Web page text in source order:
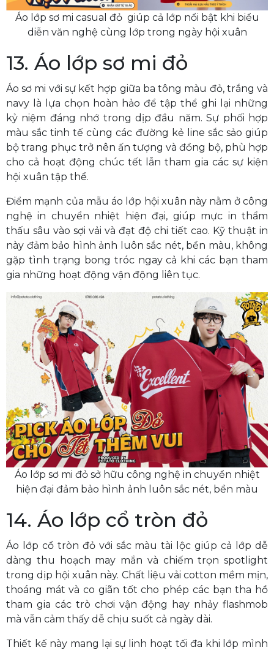
Áo lớp sơ mi casual đỏ giúp cả lớp nổi bật khi biểu
diễn văn nghệ cùng lớp trong ngày hội xuân
13. Áo lớp sơ mi đỏ
Áo sơ mi với sự kết hợp giữa ba tông màu đỏ, trắng và
navy là lựa chọn hoàn hảo để tập thể ghi lại những
kỷ niệm đáng nhớ trong dịp đầu năm. Sự phối hợp
màu sắc tinh tế cùng các đường kẻ line sắc sảo giúp
bộ trang phục trở nên ấn tượng và đồng bộ, phù hợp
cho cả hoạt động chúc tết lẫn tham gia các sự kiện
hội xuân tập thể.
Điểm mạnh của mẫu áo lớp hội xuân này nằm ở công
nghệ in chuyển nhiệt hiện đại, giúp mực in thẩm
thấu sâu vào sợi vải và đạt độ chi tiết cao. Kỹ thuật in
này đảm bảo hình ảnh luôn sắc nét, bền màu, không
gặp tình trạng bong tróc ngay cả khi các bạn tham
gia những hoạt động vận động liên tục.
Áo lớp sơ mi đỏ sở hữu công nghệ in chuyển nhiệt
hiện đại đảm bảo hình ảnh luôn sắc nét, bền màu
14. Áo lớp cổ tròn đỏ
Áo lớp cổ tròn đỏ với sắc màu tài lộc giúp cả lớp dễ
dàng thu hoạch may mắn và chiếm trọn spotlight
trong dịp hội xuân này. Chất liệu vải cotton mềm mịn,
thoáng mát và co giãn tốt cho phép các bạn tha hồ
tham gia các trò chơi vận động hay nhảy flashmob
mà vẫn cảm thấy dễ chịu suốt cả ngày dài.
Thiết kế này mang lại sự linh hoạt tối đa khi lớp mình